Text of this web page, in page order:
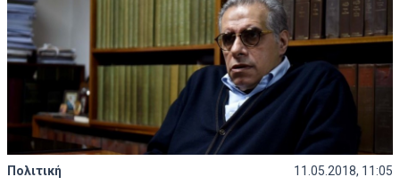
Πολιτική 11.05.2018, 11:05